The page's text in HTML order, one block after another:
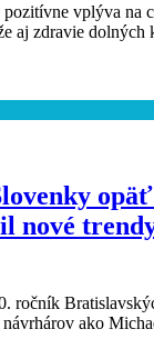
vplýva na
aj zdravie dolných
nové
ročník
ako